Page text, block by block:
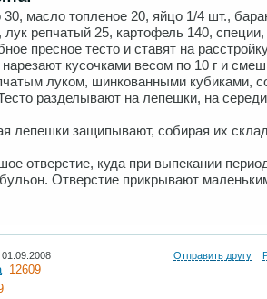
масло топленое 20, яйцо 1/4 шт.,
лук репчатый 25, картофель 140,
пресное тесто и ставят на
кусочками весом по 10 г и
луком, шинкованными кубиками,
разделывают на лепешки, на
лепешки защипывают, собирая их
отверстие, куда при выпекании
Отверстие прикрывают
01.09.2008 Отправить другу
12609